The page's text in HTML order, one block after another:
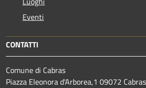
Eventi
CONTATTI
Comune di Cabras
Piazza Eleonora d'Arborea,1 09072